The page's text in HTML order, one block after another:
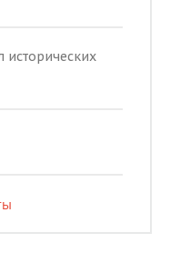
исторических